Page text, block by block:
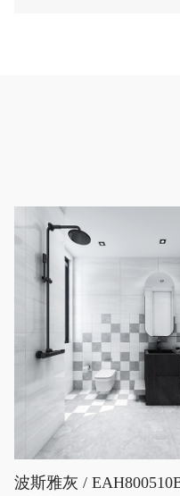
波斯雅灰 /